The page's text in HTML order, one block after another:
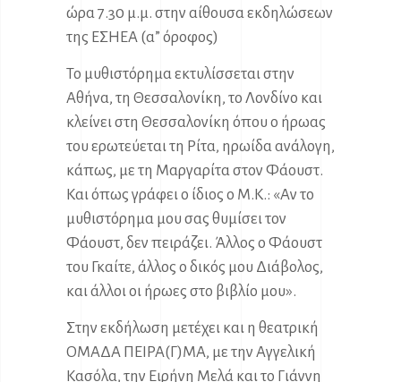
ώρα 7.30 μ.μ. στην αίθουσα εκδηλώσεων
της ΕΣΗΕΑ (α” όροφος)
Το μυθιστόρημα εκτυλίσσεται στην
Αθήνα, τη Θεσσαλονίκη, το Λονδίνο και
κλείνει στη Θεσσαλονίκη όπου ο ήρωας
του ερωτεύεται τη Ρίτα, ηρωίδα ανάλογη,
κάπως, με τη Μαργαρίτα στον Φάουστ.
Και όπως γράφει ο ίδιος ο Μ.Κ.: «Αν το
μυθιστόρημα μου σας θυμίσει τον
Φάουστ, δεν πειράζει. Άλλος ο Φάουστ
του Γκαίτε, άλλος ο δικός μου Διάβολος,
και άλλοι οι ήρωες στο βιβλίο μου».
Στην εκδήλωση μετέχει και η θεατρική
ΟΜΑΔΑ ΠΕΙΡΑ(Γ)ΜΑ, με την Αγγελική
Κασόλα, την Ειρήνη Μελά και το Γιάννη